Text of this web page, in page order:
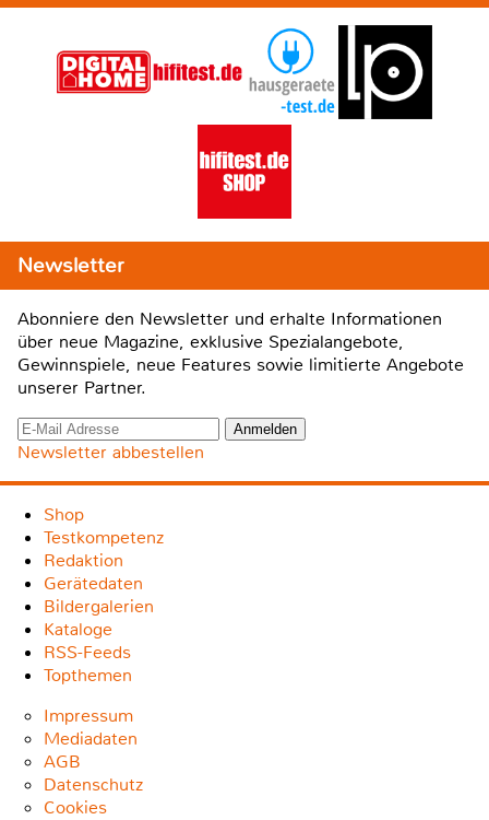
Newsletter
Abonniere den Newsletter und erhalte Informationen
über neue Magazine, exklusive Spezialangebote,
Gewinnspiele, neue Features sowie limitierte Angebote
unserer Partner.
Newsletter abbestellen
Shop
Testkompetenz
Redaktion
Gerätedaten
Bildergalerien
Kataloge
RSS-Feeds
Topthemen
Impressum
Mediadaten
AGB
Datenschutz
Cookies